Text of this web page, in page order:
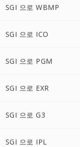
SGI 으로 WBMP
SGI 으로 ICO
SGI 으로 PGM
SGI 으로 EXR
SGI 으로 G3
SGI 으로 IPL